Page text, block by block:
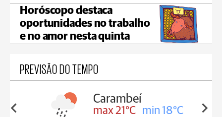
Horóscopo destaca
oportunidades no trabalho
e no amor nesta quinta
PREVISÃO DO TEMPO
18°C
Carambeí
max 21°C min 18°C